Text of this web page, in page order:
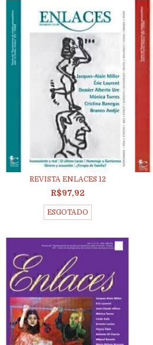
REVISTA ENLACES 12
R$97,92
ESGOTADO